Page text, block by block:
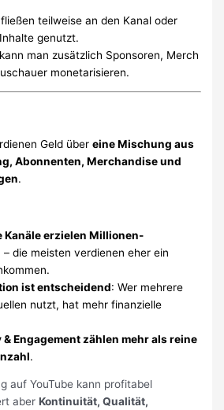
teilweise an den Kanal oder
genutzt.
man zusätzlich Sponsoren, Merch
monetarisieren.
Geld übereine Mischung aus
Abonnenten, Merchandise und
.
Kanäle erzielen Millionen-
– die meisten verdienen eher ein
ist entscheidend: Wer mehrere
nutzt, hat mehr finanzielle
& Engagement zählen mehr als reine
.
auf YouTube kann profitabel
aberKontinuität, Qualität,